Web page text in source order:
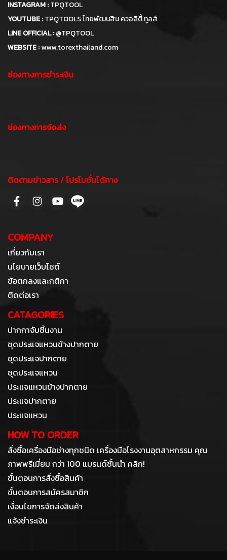
INSTAGRAM :TPQTOOL
YOUTUBE :TPQTOOLS ไทยพัฒนสิน ควอลิตี้ ทูลส์
LINE OFFICIAL :@TPQTOOL
WEBSITE :www.torexthailand.com
ช่องทางการชำระเงิน
ช่องทางการจัดส่ง
ติดตามข่าวสาร / โปรโมชั่นได้ทาง
COMPANY
เกี่ยวกับเรา
นโยบายเว็บไซต์
ข้อตกลงและกติกา
ติดต่อเรา
CATAGORIES
ปากกาจับชิ้นงาน
ชุดประแจแหวนข้างปากตาย
ชุดประแจปากตาย
ชุดประแจแหวน
ประแจแหวนข้างปากตาย
ประแจปากตาย
ประแจแหวน
HOW TO ORDER
สั่งซื้อเครื่องมือช่างทุกชนิด เครื่องมือโรงงานอุตสาหกรรม คุณ
ภาพพรีเมี่ยม กว่า 100 แบรนด์ชั้นนำ คลิก!
ขั้นตอนการสั่งซื้อสินค้า
ขั้นตอนการสมัครสมาชิก
เงื่อนไขการจัดส่งสินค้า
แจ้งชำระเงิน